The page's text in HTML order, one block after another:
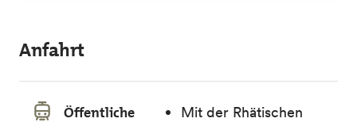
Anfahrt
Öffentliche
Mit der Rhätischen